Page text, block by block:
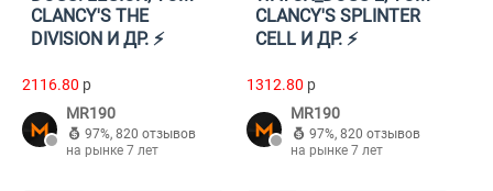
CLANCY'S THE
DIVISION И ДР. ⚡️
2116.80 p
MR190
97%, 820 отзывов
на рынке 7 лет
CLANCY'S SPLINTER
CELL И ДР. ⚡️
1312.80 p
MR190
97%, 820 отзывов
на рынке 7 лет